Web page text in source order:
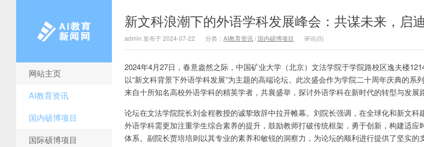
AI教育新闻网
网站主页
AI教育资讯
国内硕博项目
国际硕博项目
新文科浪潮下的外语学科发展峰会：共谋未来，启
admin 发布于 2024-07-22 分类： AI教育资讯/ 国内硕博项目 评论(0)
2024年4月27日，春意盎然之际，中国矿业大学（北京）文法学院于学院路校区逸夫楼
以“新文科背景下外语学科发展”为主题的高端论坛。此次盛会作为学院二十周年庆典的系
来自十所知名高校外语学科的精英学者，共襄盛举，探讨外语学科在新时代的转型与发展路
论坛在文法学院院长刘金程教授的诚挚致辞中拉开帷幕。刘院长强调，在全球化和新文科
外语学科需更加注重学生综合素养的提升，鼓励教师打破传统框架，勇于创新，构建适应
体系。副院长贾培培则以其专业的素养和敏锐的洞察力，为论坛的顺利进行提供了坚实的支